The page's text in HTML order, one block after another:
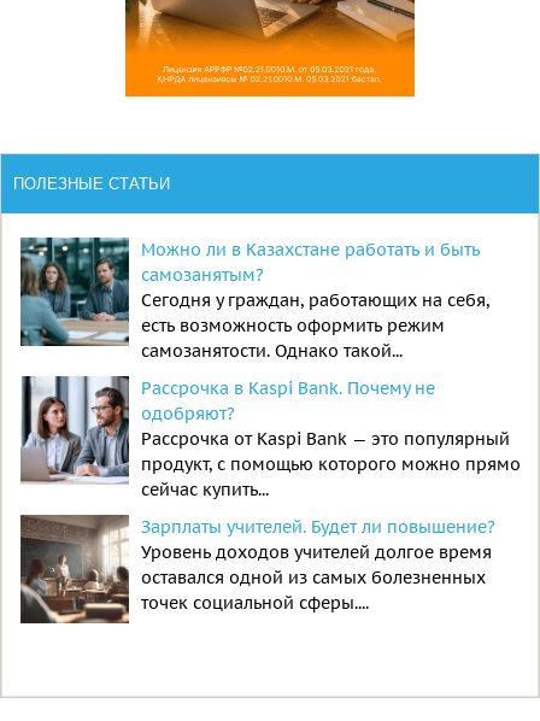
ПОЛЕЗНЫЕ СТАТЬИ
Можно ли в Казахстане работать и быть
самозанятым?
Сегодня у граждан, работающих на себя,
есть возможность оформить режим
самозанятости. Однако такой...
Рассрочка в Kaspi Bank. Почему не
одобряют?
Рассрочка от Kaspi Bank — это популярный
продукт, с помощью которого можно прямо
сейчас купить...
Зарплаты учителей. Будет ли повышение?
Уровень доходов учителей долгое время
оставался одной из самых болезненных
точек социальной сферы....